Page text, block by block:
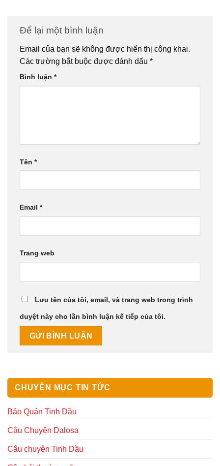
Để lại một bình luận
Email của bạn sẽ không được hiển thị công khai.
Các trường bắt buộc được đánh dấu *
Bình luận *
Tên *
Email *
Trang web
Lưu tên của tôi, email, và trang web trong trình
duyệt này cho lần bình luận kế tiếp của tôi.
CHUYÊN MỤC TIN TỨC
Bảo Quản Tinh Dầu
Câu Chuyện Dalosa
Câu chuyện Tinh Dầu